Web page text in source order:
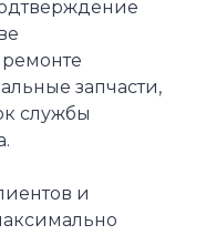
запчасти,
службы
и